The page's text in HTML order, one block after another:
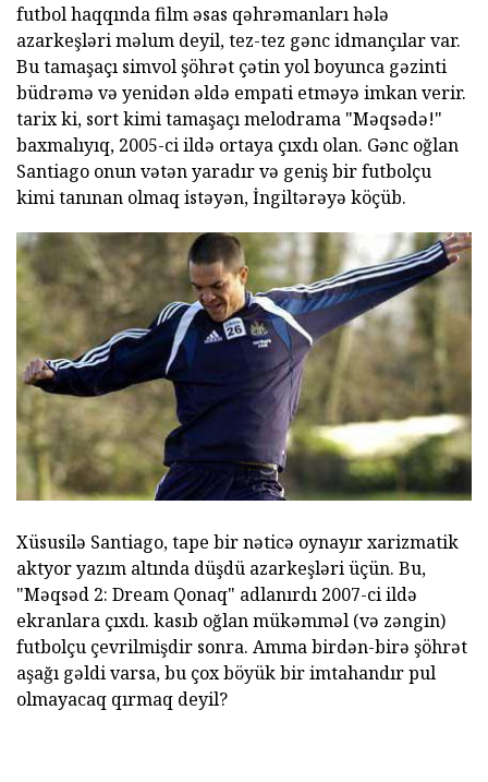
futbol haqqında film əsas qəhrəmanları hələ
azarkeşləri məlum deyil, tez-tez gənc idmançılar var.
Bu tamaşaçı simvol şöhrət çətin yol boyunca gəzinti
büdrəmə və yenidən əldə empati etməyə imkan verir.
tarix ki, sort kimi tamaşaçı melodrama "Məqsədə!"
baxmalıyıq, 2005-ci ildə ortaya çıxdı olan. Gənc oğlan
Santiago onun vətən yaradır və geniş bir futbolçu
kimi tanınan olmaq istəyən, İngiltərəyə köçüb.
Xüsusilə Santiago, tape bir nəticə oynayır xarizmatik
aktyor yazım altında düşdü azarkeşləri üçün. Bu,
"Məqsəd 2: Dream Qonaq" adlanırdı 2007-ci ildə
ekranlara çıxdı. kasıb oğlan mükəmməl (və zəngin)
futbolçu çevrilmişdir sonra. Amma birdən-birə şöhrət
aşağı gəldi varsa, bu çox böyük bir imtahandır pul
olmayacaq qırmaq deyil?